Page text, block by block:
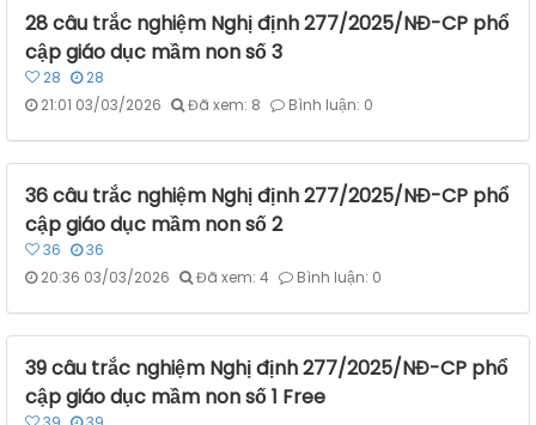
28 câu trắc nghiệm Nghị định 277/2025/NĐ-CP phổ
cập giáo dục mầm non số 3
28
28
21:01 03/03/2026
Đã xem: 8 Bình luận: 0
36 câu trắc nghiệm Nghị định 277/2025/NĐ-CP phổ
cập giáo dục mầm non số 2
36
36
20:36 03/03/2026
Đã xem: 4 Bình luận: 0
39 câu trắc nghiệm Nghị định 277/2025/NĐ-CP phổ
cập giáo dục mầm non số 1 Free